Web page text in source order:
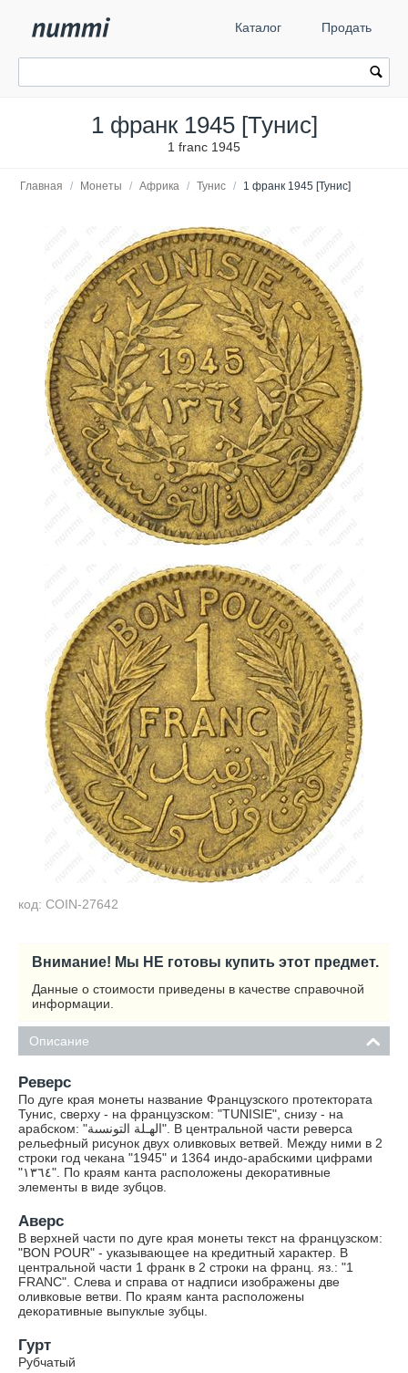
Каталог Продать
1 франк 1945 [Тунис]
1 franc 1945
Главная / Монеты / Африка / Тунис / 1 франк 1945 [Тунис]
код: COIN-27642
Внимание! Мы НЕ готовы купить этот предмет.
Данные о стоимости приведены в качестве справочной
информации.
Описание
Реверс
По дуге края монеты название Французского протектората
Тунис, сверху - на французском: "TUNISIE", снизу - на
арабском: "الهـلة التونسىة". В центральной части реверса
рельефный рисунок двух оливковых ветвей. Между ними в 2
строки год чекана "1945" и 1364 индо-арабскими цифрами
"١٣٦٤". По краям канта расположены декоративные
элементы в виде зубцов.
Аверс
В верхней части по дуге края монеты текст на французском:
"BON POUR" - указывающее на кредитный характер. В
центральной части 1 франк в 2 строки на франц. яз.: "1
FRANC". Слева и справа от надписи изображены две
оливковые ветви. По краям канта расположены
декоративные выпуклые зубцы.
Гурт
Рубчатый